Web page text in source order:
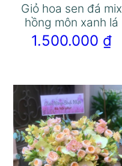
Giỏ hoa sen đá mix
hồng môn xanh lá
1.500.000 ₫